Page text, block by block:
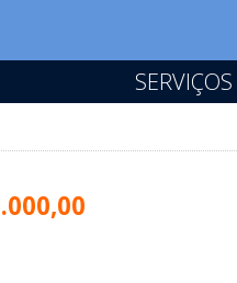
SERVIÇOS